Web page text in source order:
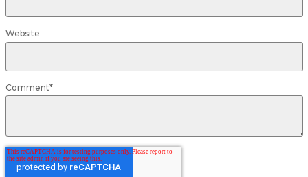
Website
Comment*